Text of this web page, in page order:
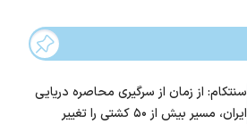
سنتکام: از زمان از سرگیری محاصره دریایی
ایران، مسیر بیش از ۵۰ کشتی را تغییر